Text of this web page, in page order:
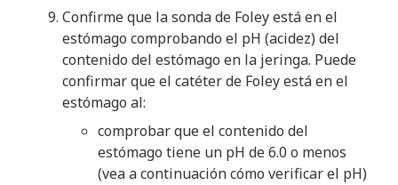
Confirme que la sonda de Foley está en el
estómago comprobando el pH (acidez) del
contenido del estómago en la jeringa. Puede
confirmar que el catéter de Foley está en el
estómago al:
comprobar que el contenido del
estómago tiene un pH de 6.0 o menos
(vea a continuación cómo verificar el pH)